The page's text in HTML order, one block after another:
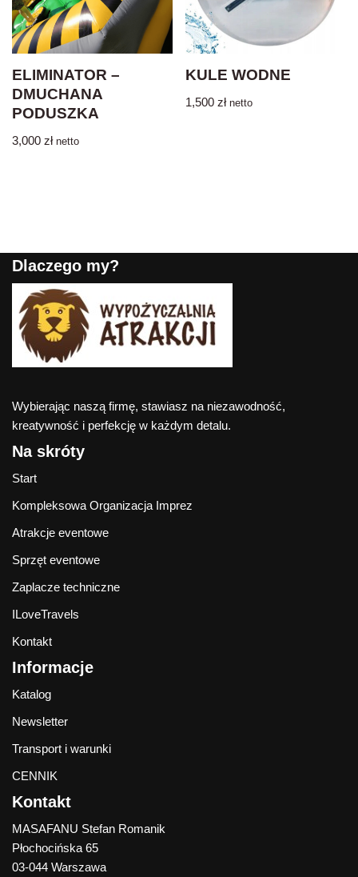
ELIMINATOR –
DMUCHANA
PODUSZKA
3,000 zł netto
KULE WODNE
1,500zł netto
Dlaczego my?
Wybierając naszą firmę, stawiasz na niezawodność,
kreatywność i perfekcję w każdym detalu.
Na skróty
Start
Kompleksowa Organizacja Imprez
Atrakcje eventowe
Sprzęt eventowe
Zaplacze techniczne
ILoveTravels
Kontakt
Informacje
Katalog
Newsletter
Transport i warunki
CENNIK
Kontakt
MASAFANU Stefan Romanik
Płochocińska 65
03-044 Warszawa